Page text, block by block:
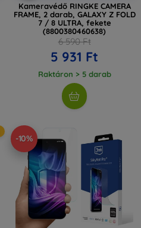
Kameravédő RINGKE CAMERA
FRAME, 2 darab, GALAXY Z FOLD
7 / 8 ULTRA, fekete
(8800380460638)
6 590 Ft
5 931 Ft
Raktáron > 5 darab
-10%